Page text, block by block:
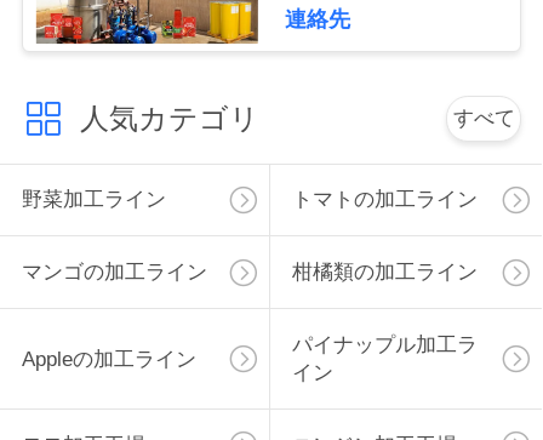
に
連
絡
し
な
い
連絡先
人気カテゴリ すべて
野菜加工ライン トマトの加工ライン
マンゴの加工ライン 柑橘類の加工ライン
Appleの加工ライン
パイナップル加工ラ
イン